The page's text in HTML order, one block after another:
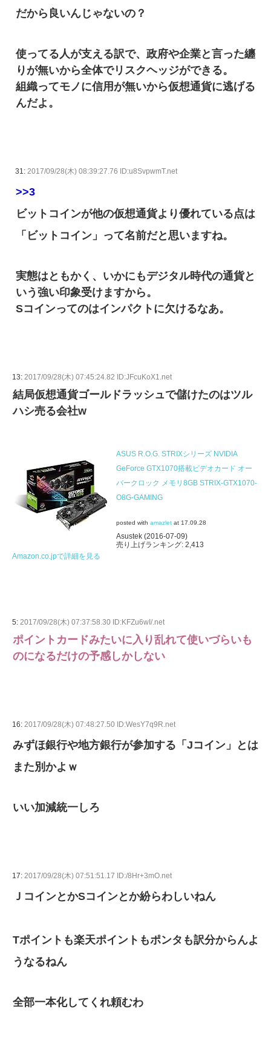
だから良いんじゃないの？
使ってる人が支える訳で、政府や企業と言った纏
りが無いから全体でリスクヘッジができる。
組織ってモノに信用が無いから仮想通貨に逃げる
んだよ。
31: 2017/09/28(木) 08:39:27.76 ID:u8SvpwmT.net
>>3
ビットコインが他の仮想通貨より優れている点は
「ビットコイン」って名前だと思いますね。
実態はともかく、いかにもデジタル時代の通貨と
いう強い印象受けますから。
Sコインってのはインパクトに欠けるなあ。
13: 2017/09/28(木) 07:45:24.82 ID:JFcuKoX1.net
結局仮想通貨ゴールドラッシュで儲けたのはツル
ハシ売る会社w
ASUS R.O.G. STRIXシリーズ NVIDIA
GeForce GTX1070搭載ビデオカード オー
バークロック メモリ8GB STRIX-GTX1070-
O8G-GAMING
posted with amazlet at 17.09.28
Asustek (2016-07-09)
売り上げランキング: 2,413
Amazon.co.jpで詳細を見る
5: 2017/09/28(木) 07:37:58.30 ID:KFZu6wI/.net
ポイントカードみたいに入り乱れて使いづらいも
のになるだけの予感しかしない
16: 2017/09/28(木) 07:48:27.50 ID:WesY7q9R.net
みずほ銀行や地方銀行が参加する「Jコイン」とは
また別かよｗ
いい加減統一しろ
17: 2017/09/28(木) 07:51:51.17 ID:/8Hr+3mO.net
ＪコインとかSコインとか紛らわしいねん
Tポイントも楽天ポイントもポンタも訳分からんよ
うなるねん
全部一本化してくれ頼むわ